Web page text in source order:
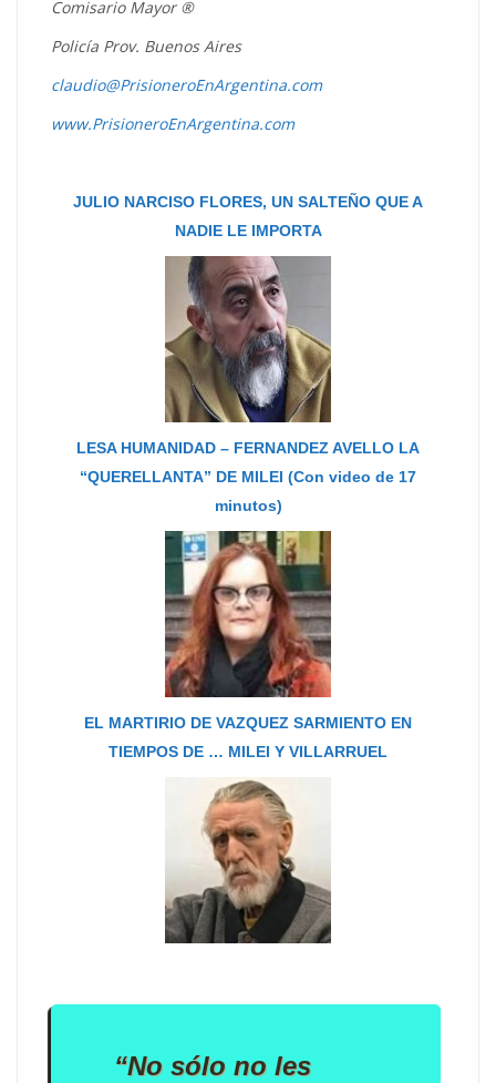
Comisario Mayor ®
Policía Prov. Buenos Aires
claudio@PrisioneroEnArgentina.com
www.PrisioneroEnArgentina.com
JULIO NARCISO FLORES, UN SALTEÑO QUE A
NADIE LE IMPORTA
LESA HUMANIDAD – FERNANDEZ AVELLO LA
“QUERELLANTA” DE MILEI (Con video de 17
minutos)
EL MARTIRIO DE VAZQUEZ SARMIENTO EN
TIEMPOS DE … MILEI Y VILLARRUEL
“No sólo no les